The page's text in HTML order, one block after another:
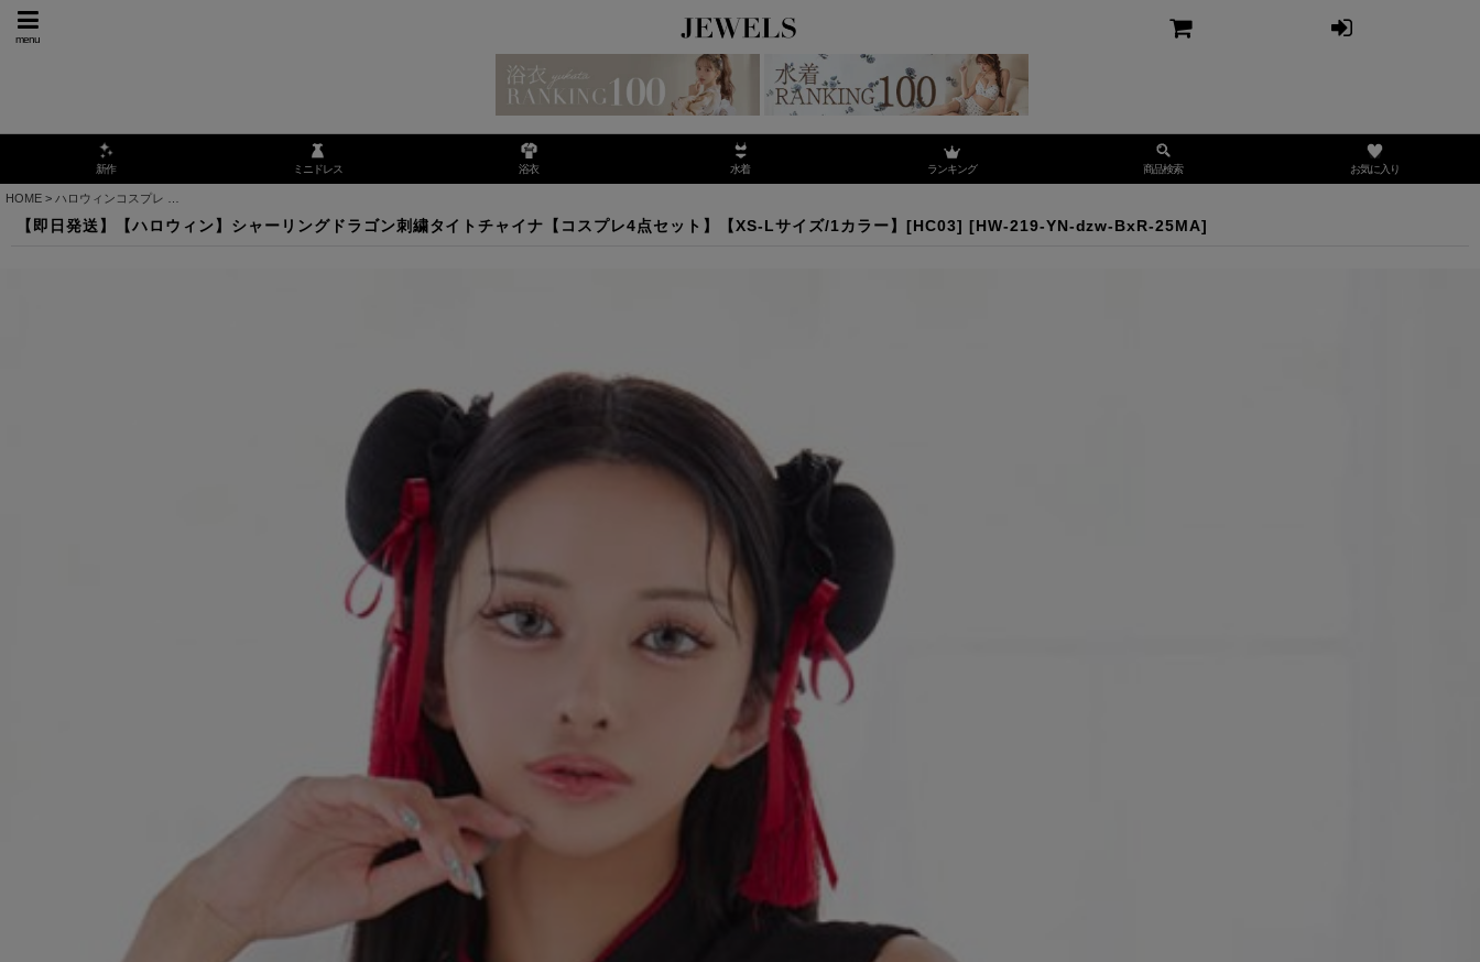
menu
新作 ミニドレス 浴衣 水着 ランキング 商品検索 お気に入り
HOME > ハロウィンコスプレ
【即日発送】【ハロウィン】シャーリングドラゴン刺繍タイトチャイナ【コスプレ4点セット】【XS-Lサイズ/1カラー】[HC03] [HW-219-YN-dzw-BxR-25MA]